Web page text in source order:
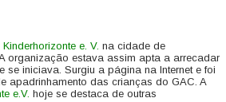
Kinderhorizonte e. V. na cidade de
organização estava assim apta a arrecadar
se iniciava. Surgiu a página na Internet e foi
apadrinhamento das crianças do GAC. A
e.V. hoje se destaca de outras